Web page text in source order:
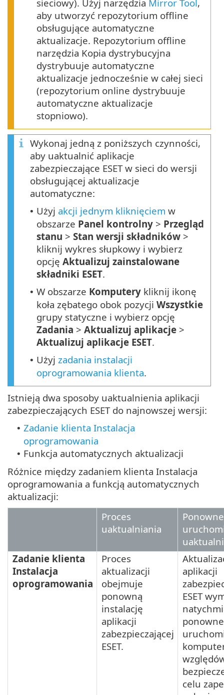
sieciowy). Użyj narzędzia Mirror Tool,
aby utworzyć repozytorium offline
obsługujące automatyczne
aktualizacje. Repozytorium offline
narzędzia Kopia dystrybucyjna
dystrybuuje automatyczne
aktualizacje jednocześnie w całej sieci
(repozytorium online dystrybuuje
automatyczne aktualizacje
stopniowo).
Wykonaj jedną z poniższych czynności,
aby uaktualnić aplikacje
zabezpieczające ESET w sieci do wersji
obsługującej aktualizacje
automatyczne:
• Użyj akcji jednym kliknięciem w
obszarze Panel kontrolny > Przegląd
stanu > Stan wersji składników >
kliknij wykres słupkowy i wybierz
opcję Aktualizuj zainstalowane
składniki ESET.
• W obszarze Komputery kliknij ikonę
koła zębatego obok pozycji Wszystkie
grupy statyczne i wybierz opcję
Zadania > Aktualizuj aplikacje >
Aktualizuj aplikacje ESET.
• Użyj zadania instalacji
oprogramowania klienta.
Istnieją dwa sposoby uaktualnienia aplikacji
zabezpieczających ESET do najnowszej wersji:
• Zadanie klienta Instalacja
oprogramowania
• Funkcja automatycznych aktualizacji
Różnice między zadaniem klienta Instalacja
oprogramowania a funkcją automatycznych
aktualizacji:
Proces
uaktualniania
Ponowne
Zadanie klienta
Instalacja
oprogramowania
Proces
aktualizacji
obejmuje
ponowną
instalację
aplikacji
zabezpieczającej
ESET.
aplikacji
ESET
celu